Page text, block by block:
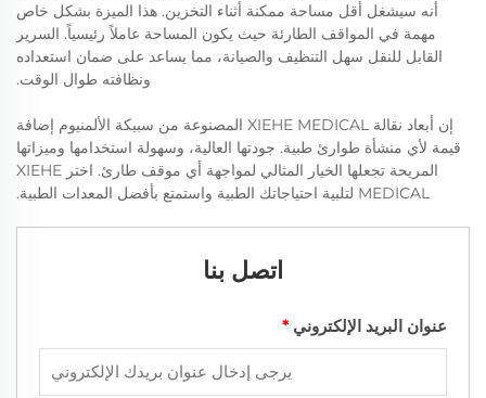
أنه سيشغل أقل مساحة ممكنة أثناء التخزين. هذا الميزة بشكل خاص
مهمة في المواقف الطارئة حيث يكون المساحة عاملاً رئيسياً. السرير
القابل للنقل سهل التنظيف والصيانة، مما يساعد على ضمان استعداده
ونظافته طوال الوقت.
إن أبعاد نقالة XIEHE MEDICAL المصنوعة من سبيكة الألمنيوم إضافة
قيمة لأي منشأة طوارئ طبية. جودتها العالية، وسهولة استخدامها وميزاتها
المريحة تجعلها الخيار المثالي لمواجهة أي موقف طارئ. اختر XIEHE
MEDICAL لتلبية احتياجاتك الطبية واستمتع بأفضل المعدات الطبية.
اتصل بنا
عنوان البريد الإلكتروني *